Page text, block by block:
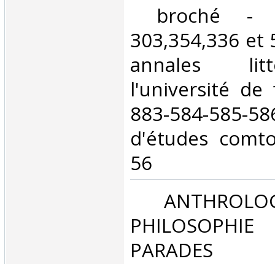
broché -
303,354,336 et
annales
l'université de
883-584-
d'études
56 ‎
PHILOSOPHIE
PARADES‎